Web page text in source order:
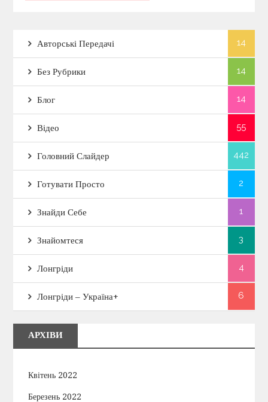
Авторські Передачі 14
Без Рубрики 14
Блог 14
Відео 55
Головний Слайдер 442
Готувати Просто 2
Знайди Себе 1
Знайомтеся 3
Лонгріди 4
Лонгріди – Україна+ 6
АРХІВИ
Квітень 2022
Березень 2022